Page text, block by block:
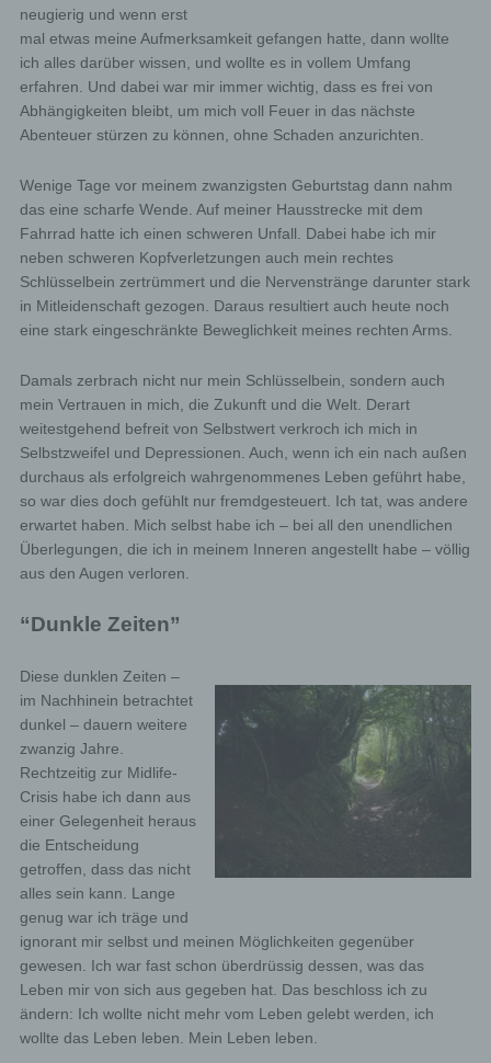
neugierig und wenn erst
mal etwas meine Aufmerksamkeit gefangen hatte, dann wollte
ich alles darüber wissen, und wollte es in vollem Umfang
erfahren. Und dabei war mir immer wichtig, dass es frei von
Abhängigkeiten bleibt, um mich voll Feuer in das nächste
Abenteuer stürzen zu können, ohne Schaden anzurichten.
Wenige Tage vor meinem zwanzigsten Geburtstag dann nahm
das eine scharfe Wende. Auf meiner Hausstrecke mit dem
Fahrrad hatte ich einen schweren Unfall. Dabei habe ich mir
neben schweren Kopfverletzungen auch mein rechtes
Schlüsselbein zertrümmert und die Nervenstränge darunter stark
in Mitleidenschaft gezogen. Daraus resultiert auch heute noch
eine stark eingeschränkte Beweglichkeit meines rechten Arms.
Damals zerbrach nicht nur mein Schlüsselbein, sondern auch
mein Vertrauen in mich, die Zukunft und die Welt. Derart
weitestgehend befreit von Selbstwert verkroch ich mich in
Selbstzweifel und Depressionen. Auch, wenn ich ein nach außen
durchaus als erfolgreich wahrgenommenes Leben geführt habe,
so war dies doch gefühlt nur fremdgesteuert. Ich tat, was andere
erwartet haben. Mich selbst habe ich – bei all den unendlichen
Überlegungen, die ich in meinem Inneren angestellt habe – völlig
aus den Augen verloren.
“Dunkle Zeiten”
Diese dunklen Zeiten –
im Nachhinein betrachtet
dunkel – dauern weitere
zwanzig Jahre.
Rechtzeitig zur Midlife-
Crisis habe ich dann aus
einer Gelegenheit heraus
die Entscheidung
getroffen, dass das nicht
alles sein kann. Lange
genug war ich träge und
ignorant mir selbst und meinen Möglichkeiten gegenüber
gewesen. Ich war fast schon überdrüssig dessen, was das
Leben mir von sich aus gegeben hat. Das beschloss ich zu
ändern: Ich wollte nicht mehr vom Leben gelebt werden, ich
wollte das Leben leben. Mein Leben leben.